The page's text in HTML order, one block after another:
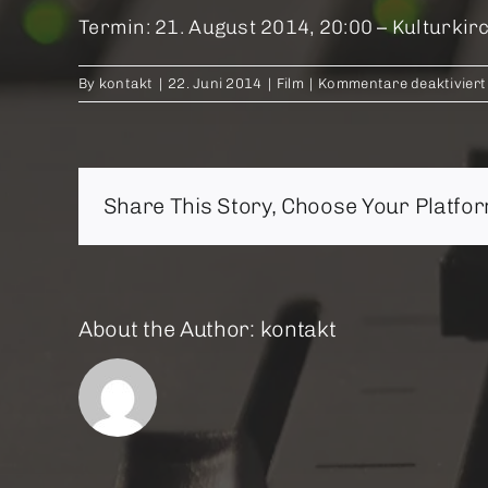
Termin: 21. August 2014, 20:00 –
By kontakt | 22. Juni 2014 | Film | Kommentare deaktiviert
Share This Story, Choose Your
About the Author: kontakt